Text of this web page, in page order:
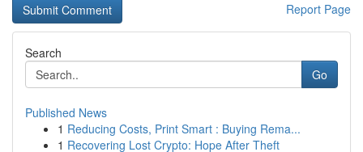
Report Page
Search
Go
Published News
1 Reducing Costs, Print Smart : Buying Rema...
1 Recovering Lost Crypto: Hope After Theft